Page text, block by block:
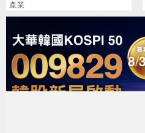
下個兆元產業
產業